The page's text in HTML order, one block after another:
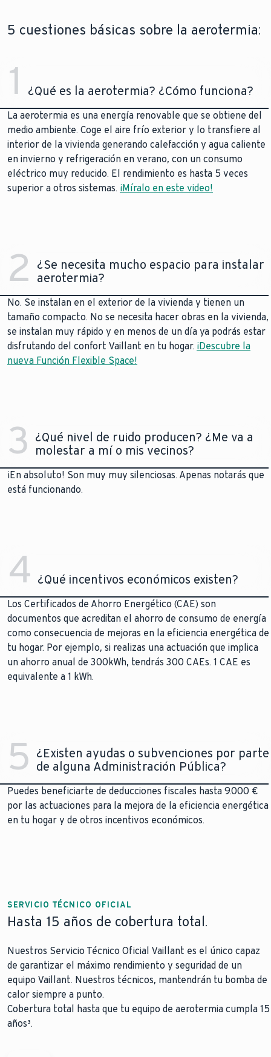
5 cuestiones básicas sobre la aerotermia:
1 ¿Qué es la aerotermia? ¿Cómo funciona?
La aerotermia es una energía renovable que se obtiene del
medio ambiente. Coge el aire frío exterior y lo transfiere al
interior de la vivienda generando calefacción y agua caliente
en invierno y refrigeración en verano, con un consumo
eléctrico muy reducido. El rendimiento es hasta 5 veces
superior a otros sistemas. ¡Míralo en este video!
2
¿Se necesita mucho espacio para instalar
aerotermia?
No. Se instalan en el exterior de la vivienda y tienen un
tamaño compacto. No se necesita hacer obras en la vivienda,
se instalan muy rápido y en menos de un día ya podrás estar
disfrutando del confort Vaillant en tu hogar. ¡Descubre la
nueva Función Flexible Space!
3 ¿Qué nivel de ruido producen? ¿Me va a
molestar a mí o mis vecinos?
¡En absoluto! Son muy muy silenciosas. Apenas notarás que
está funcionando.
4 ¿Qué incentivos económicos existen?
Los Certificados de Ahorro Energético (CAE) son
documentos que acreditan el ahorro de consumo de energía
como consecuencia de mejoras en la eficiencia energética de
tu hogar. Por ejemplo, si realizas una actuación que implica
un ahorro anual de 300kWh, tendrás 300 CAEs. 1 CAE es
equivalente a 1 kWh.
5 ¿Existen ayudas o subvenciones por parte
de alguna Administración Pública?
Puedes beneficiarte de deducciones fiscales hasta 9.000 €
por las actuaciones para la mejora de la eficiencia energética
en tu hogar y de otros incentivos económicos.
SERVICIO TÉCNICO OFICIAL
Hasta 15 años de cobertura total.
Nuestros Servicio Técnico Oficial Vaillant es el único capaz
de garantizar el máximo rendimiento y seguridad de un
equipo Vaillant. Nuestros técnicos, mantendrán tu bomba de
calor siempre a punto.
Cobertura total hasta que tu equipo de aerotermia cumpla 15
años³.